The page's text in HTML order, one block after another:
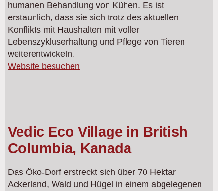
humanen Behandlung von Kühen. Es ist
erstaunlich, dass sie sich trotz des aktuellen
Konflikts mit Haushalten mit voller
Lebenszykluserhaltung und Pflege von Tieren
weiterentwickeln.
Website besuchen
Vedic Eco Village in British
Columbia, Kanada
Das Öko-Dorf erstreckt sich über 70 Hektar
Ackerland, Wald und Hügel in einem abgelegenen